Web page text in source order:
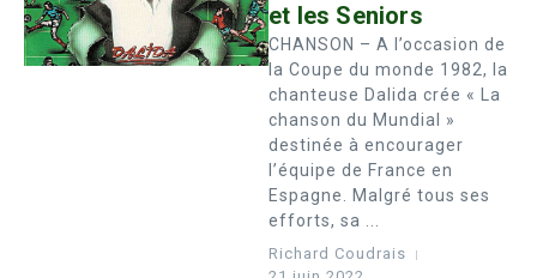
et les Seniors
CHANSON – A l’occasion de
la Coupe du monde 1982, la
chanteuse Dalida crée « La
chanson du Mundial »
destinée à encourager
l’équipe de France en
Espagne. Malgré tous ses
efforts, sa ...
Richard Coudrais